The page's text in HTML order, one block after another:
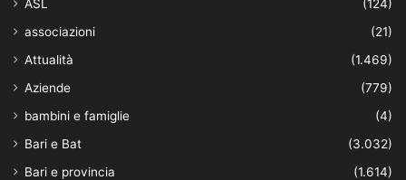
ASL
(124)
associazioni
(21)
Attualità
(1.469)
Aziende
(779)
bambini e famiglie
(4)
Bari e Bat
(3.032)
Bari e provincia
(1.614)